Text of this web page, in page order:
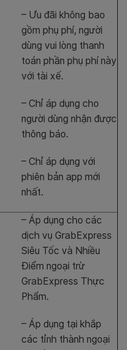
– Ưu đãi không bao
gồm phụ phí, người
dùng vui lòng thanh
toán phần phụ phí này
với tài xế.
– Chỉ áp dụng cho
người dùng nhận được
thông báo.
– Chỉ áp dụng với
phiên bản app mới
nhất.
– Áp dụng cho các
dịch vụ GrabExpress
Siêu Tốc và Nhiều
Điểm ngoại trừ
GrabExpress Thực
Phẩm.
– Áp dụng tại khắp
các tỉnh thành ngoại